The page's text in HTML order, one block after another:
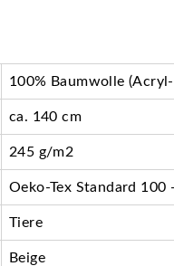
100% Baumwolle
ca. 140 cm
245 g/m2
Oeko-Tex Standard
Tiere
Beige